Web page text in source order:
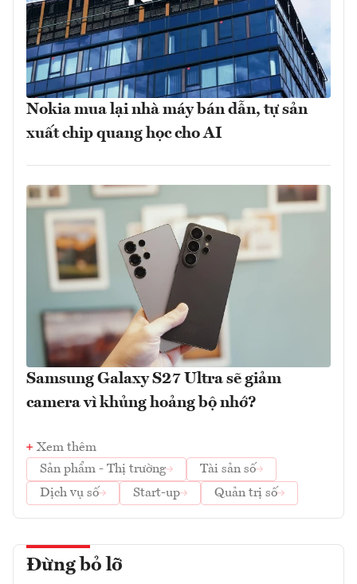
Nokia mua lại nhà máy bán dẫn, tự sản
xuất chip quang học cho AI
Samsung Galaxy S27 Ultra sẽ giảm
camera vì khủng hoảng bộ nhớ?
Xem thêm
Sản phẩm - Thị trường
Tài sản số
Dịch vụ số
Start-up Quản trị số
Đừng bỏ lỡ